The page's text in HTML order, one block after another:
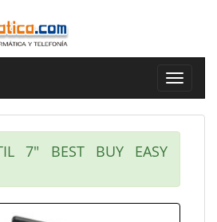
Toggle
7" BEST BUY EASY